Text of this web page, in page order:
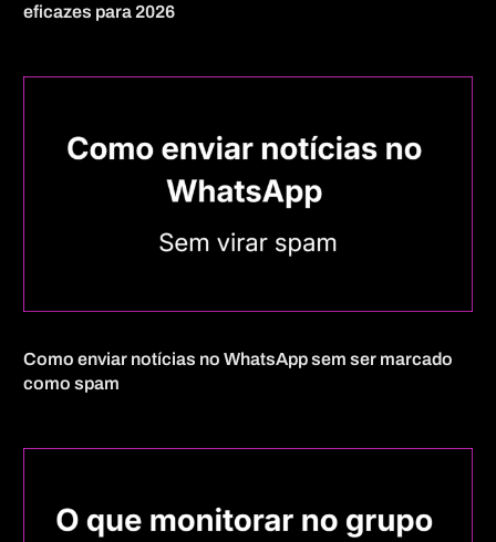
eficazes para 2026
Como enviar notícias no WhatsApp sem ser marcado
como spam